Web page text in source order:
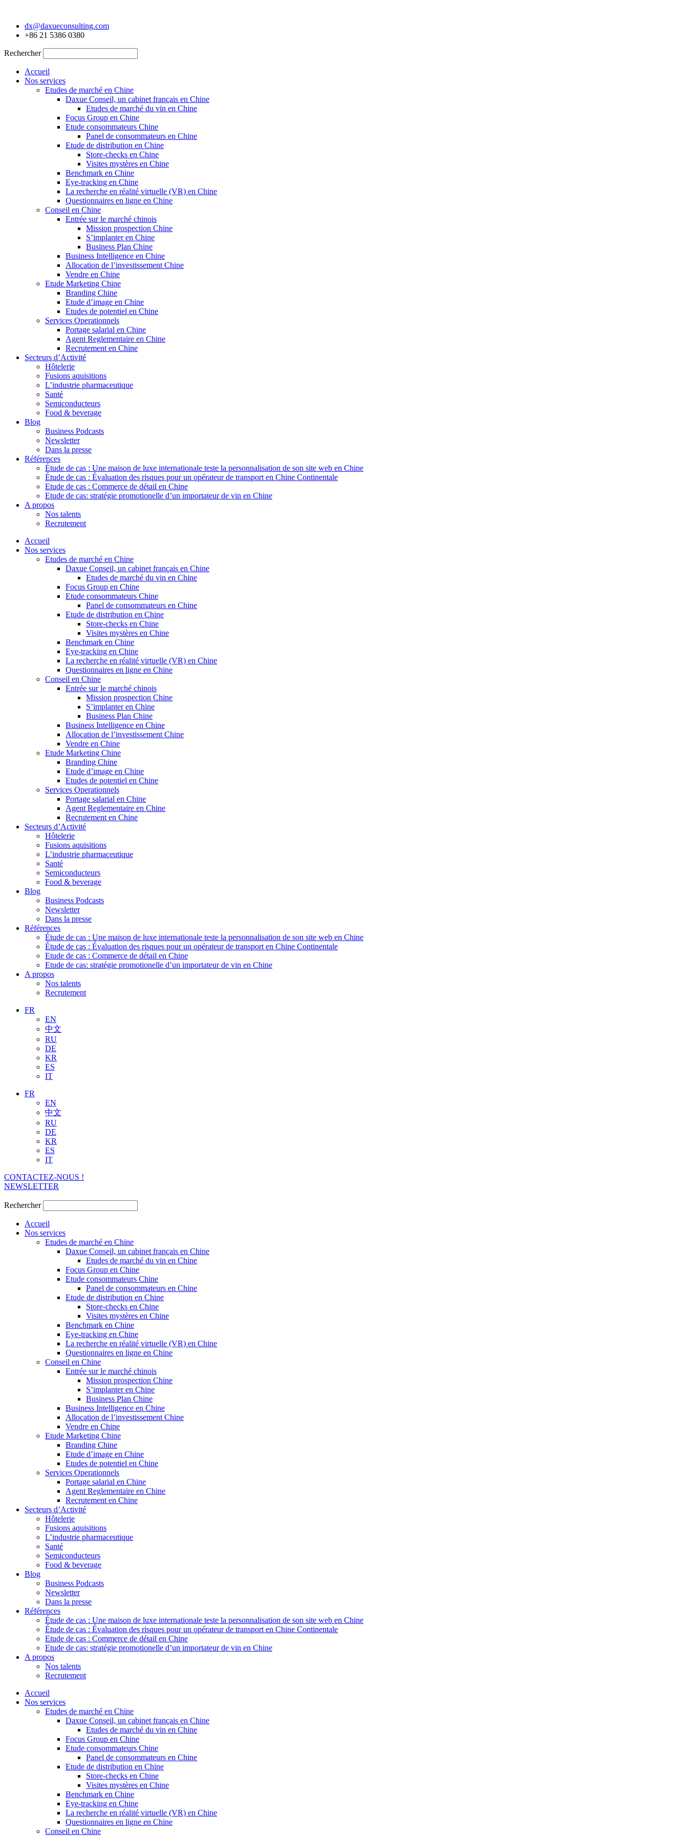
contenudx@daxueconsulting.com
+86 21 5386 0380
Rechercher
Accueil
Nos services
Etudes de marché en Chine
Daxue Conseil, un cabinet français en Chine
Etudes de marché du vin en Chine
Focus Group en Chine
Etude consommateurs Chine
Panel de consommateurs en Chine
Etude de distribution en Chine
Store-checks en Chine
Visites mystères en Chine
Benchmark en Chine
Eye-tracking en Chine
La recherche en réalité virtuelle (VR) en Chine
Questionnaires en ligne en Chine
Conseil en Chine
Entrée sur le marché chinois
Mission prospection Chine
S’implanter en Chine
Business Plan Chine
Business Intelligence en Chine
Allocation de l’investissement Chine
Vendre en Chine
Etude Marketing Chine
Branding Chine
Etude d’image en Chine
Etudes de potentiel en Chine
Services Operationnels
Portage salarial en Chine
Agent Reglementaire en Chine
Recrutement en Chine
Secteurs d’Activité
Hôtelerie
Fusions aquisitions
L’industrie pharmaceutique
Santé
Semiconducteurs
Food & beverage
Blog
Business Podcasts
Newsletter
Dans la presse
Références
Étude de cas : Une maison de luxe internationale teste la personnalisation de son site web en Chine
Étude de cas : Évaluation des risques pour un opérateur de transport en Chine Continentale
Etude de cas : Commerce de détail en Chine
Etude de cas: stratégie promotionelle d’un importateur de vin en Chine
A propos
Nos talents
Recrutement
Accueil
Nos services
Etudes de marché en Chine
Daxue Conseil, un cabinet français en Chine
Etudes de marché du vin en Chine
Focus Group en Chine
Etude consommateurs Chine
Panel de consommateurs en Chine
Etude de distribution en Chine
Store-checks en Chine
Visites mystères en Chine
Benchmark en Chine
Eye-tracking en Chine
La recherche en réalité virtuelle (VR) en Chine
Questionnaires en ligne en Chine
Conseil en Chine
Entrée sur le marché chinois
Mission prospection Chine
S’implanter en Chine
Business Plan Chine
Business Intelligence en Chine
Allocation de l’investissement Chine
Vendre en Chine
Etude Marketing Chine
Branding Chine
Etude d’image en Chine
Etudes de potentiel en Chine
Services Operationnels
Portage salarial en Chine
Agent Reglementaire en Chine
Recrutement en Chine
Secteurs d’Activité
Hôtelerie
Fusions aquisitions
L’industrie pharmaceutique
Santé
Semiconducteurs
Food & beverage
Blog
Business Podcasts
Newsletter
Dans la presse
Références
Étude de cas : Une maison de luxe internationale teste la personnalisation de son site web en Chine
Étude de cas : Évaluation des risques pour un opérateur de transport en Chine Continentale
Etude de cas : Commerce de détail en Chine
Etude de cas: stratégie promotionelle d’un importateur de vin en Chine
A propos
Nos talents
Recrutement
FR
EN
中文
RU
DE
KR
ES
IT
FR
EN
中文
RU
DE
KR
ES
IT
CONTACTEZ-NOUS !
NEWSLETTER
Rechercher
Accueil
Nos services
Etudes de marché en Chine
Daxue Conseil, un cabinet français en Chine
Etudes de marché du vin en Chine
Focus Group en Chine
Etude consommateurs Chine
Panel de consommateurs en Chine
Etude de distribution en Chine
Store-checks en Chine
Visites mystères en Chine
Benchmark en Chine
Eye-tracking en Chine
La recherche en réalité virtuelle (VR) en Chine
Questionnaires en ligne en Chine
Conseil en Chine
Entrée sur le marché chinois
Mission prospection Chine
S’implanter en Chine
Business Plan Chine
Business Intelligence en Chine
Allocation de l’investissement Chine
Vendre en Chine
Etude Marketing Chine
Branding Chine
Etude d’image en Chine
Etudes de potentiel en Chine
Services Operationnels
Portage salarial en Chine
Agent Reglementaire en Chine
Recrutement en Chine
Secteurs d’Activité
Hôtelerie
Fusions aquisitions
L’industrie pharmaceutique
Santé
Semiconducteurs
Food & beverage
Blog
Business Podcasts
Newsletter
Dans la presse
Références
Étude de cas : Une maison de luxe internationale teste la personnalisation de son site web en Chine
Étude de cas : Évaluation des risques pour un opérateur de transport en Chine Continentale
Etude de cas : Commerce de détail en Chine
Etude de cas: stratégie promotionelle d’un importateur de vin en Chine
A propos
Nos talents
Recrutement
Accueil
Nos services
Etudes de marché en Chine
Daxue Conseil, un cabinet français en Chine
Etudes de marché du vin en Chine
Focus Group en Chine
Etude consommateurs Chine
Panel de consommateurs en Chine
Etude de distribution en Chine
Store-checks en Chine
Visites mystères en Chine
Benchmark en Chine
Eye-tracking en Chine
La recherche en réalité virtuelle (VR) en Chine
Questionnaires en ligne en Chine
Conseil en Chine